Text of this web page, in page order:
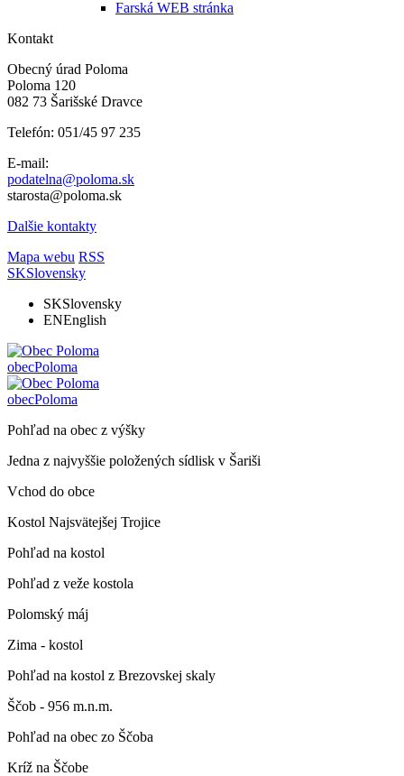
Farská WEB stránka
Kontakt
Obecný úrad Poloma
Poloma 120
082 73 Šarišské Dravce
Telefón: 051/45 97 235
E-mail:
podatelna@poloma.sk
starosta@poloma.sk
Dalšie kontakty
Mapa webu RSS
SKSlovensky
SKSlovensky
ENEnglish
obecPoloma
obecPoloma
Pohľad na obec z výšky
Jedna z najvyššie položených sídlisk v Šariši
Vchod do obce
Kostol Najsvätejšej Trojice
Pohľad na kostol
Pohľad z veže kostola
Polomský máj
Zima - kostol
Pohľad na kostol z Brezovskej skaly
Ščob - 956 m.n.m.
Pohľad na obec zo Ščoba
Kríž na Ščobe